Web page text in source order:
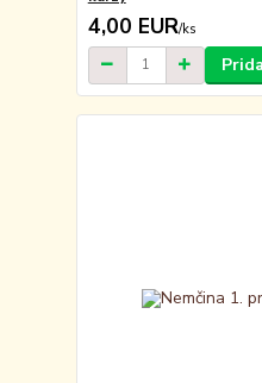
4,00 EUR/ks